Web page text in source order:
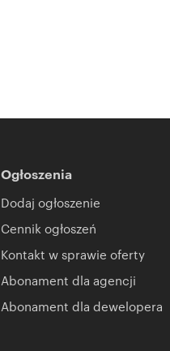
Ogłoszenia
Dodaj ogłoszenie
Cennik ogłoszeń
Kontakt w sprawie oferty
Abonament dla agencji
Abonament dla dewelopera